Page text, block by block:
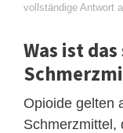
vollständige Antwort
Was ist
Opioide gelten
Schmerzmittel,